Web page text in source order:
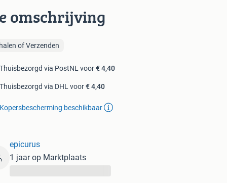
omschrijving
of Verzenden
Thuisbezorgd via PostNL voor€ 4,40
Thuisbezorgd via DHL voor€ 4,40
Kopersbescherming beschikbaar
epicurus
1 jaar op Marktplaats